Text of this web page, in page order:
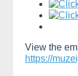
View the
https://